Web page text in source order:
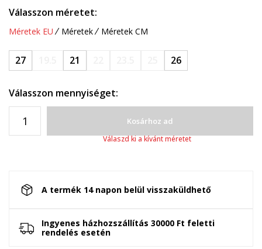
Válasszon méretet:
Méretek EU Méretek Méretek CM
27 21 26
Válasszon mennyiséget:
Kosárhoz ad
Válaszd ki a kívánt méretet
A termék 14 napon belül visszaküldhető
Ingyenes házhozszállítás 30000 Ft feletti
rendelés esetén